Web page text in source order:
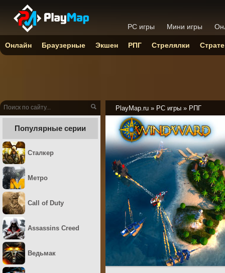
PlayMap.ru » PC игры » РПГ
Популярные серии
Сталкер
Метро
Call of Duty
Assassins Creed
Ведьмак
PC игры Мини игры
Онлайн Браузерные Экшен РПГ Стрелялки